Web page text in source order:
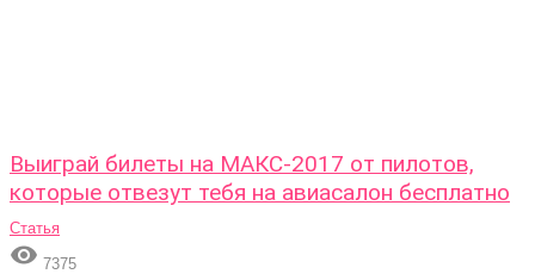
Выиграй билеты на МАКС-2017 от пилотов,
которые отвезут тебя на авиасалон бесплатно
Статья
 7375